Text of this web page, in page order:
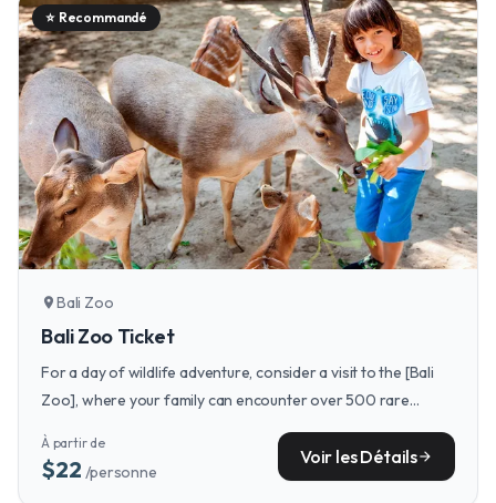
⭐ Recommandé
location_on Bali Zoo
Bali Zoo Ticket
For a day of wildlife adventure, consider a visit to the [Bali
Zoo], where your family can encounter over 500 rare
animals in a lush tropical park—perfect for extending the fun
beyond the resort.
À partir de
$22/personne
Voir les Détailsarrow_forward